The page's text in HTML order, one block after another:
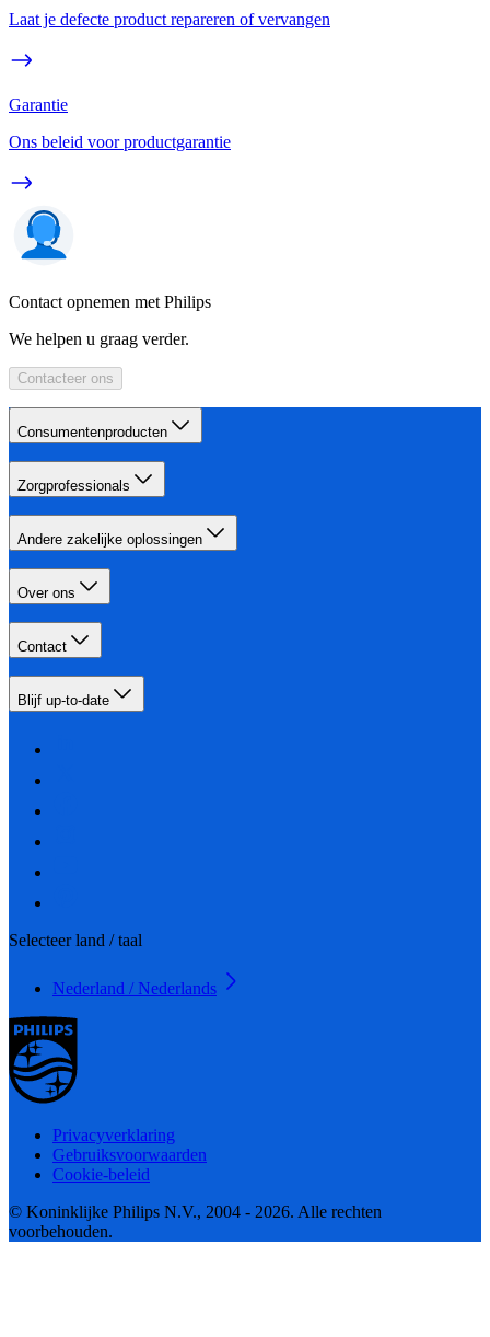
Laat je defecte product repareren of vervangen
Garantie
Ons beleid voor productgarantie
Contact opnemen met Philips
We helpen u graag verder.
Contacteer ons
Consumentenproducten
Zorgprofessionals
Andere zakelijke oplossingen
Over ons
Contact
Blijf up-to-date
Selecteer land / taal
Nederland / Nederlands
Privacyverklaring
Gebruiksvoorwaarden
Cookie-beleid
© Koninklijke Philips N.V., 2004 - 2026. Alle rechten
voorbehouden.